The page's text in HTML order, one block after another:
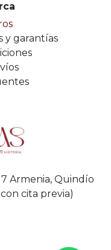
y garantías
7 Armenia, Quindío
cita previa)